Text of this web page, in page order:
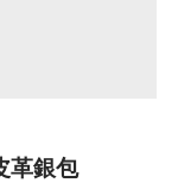
革銀包